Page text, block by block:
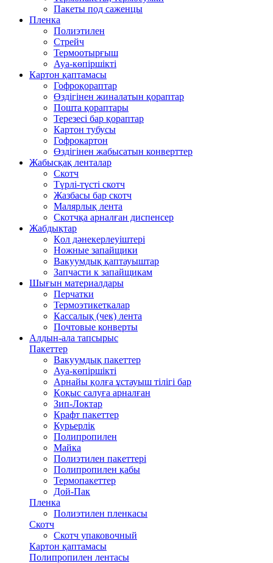
Пакеты под саженцы
Пленка
Полиэтилен
Стрейч
Термоотырғыш
Ауа-көпіршікті
Картон қаптамасы
Гофроқораптар
Өздігінен жиналатын қораптар
Пошта қораптары
Терезесі бар қораптар
Картон тубусы
Гофрокартон
Өздігінен жабысатын конверттер
Жабысқақ ленталар
Скотч
Түрлі-түсті скотч
Жазбасы бар скотч
Малярлық лента
Скотчқа арналған диспенсер
Жабдықтар
Қол дәнекерлеуіштері
Ножные запайщики
Вакуумдық қаптауыштар
Запчасти к запайщикам
Шығын материалдары
Перчатки
Термоэтикеткалар
Кассалық (чек) лента
Почтовые конверты
Алдын-ала тапсырыс
Пакеттер
Вакуумдық пакеттер
Ауа-көпіршікті
Арнайы қолға ұстауыш тілігі бар
Қоқыс салуға арналған
Зип-Локтар
Крафт пакеттер
Курьерлік
Полипропилен
Майка
Полиэтилен пакеттері
Полипропилен қабы
Термопакеттер
Дой-Пак
Пленка
Полиэтилен пленкасы
Скотч
Скотч упаковочный
Картон қаптамасы
Полипропилен лентасы